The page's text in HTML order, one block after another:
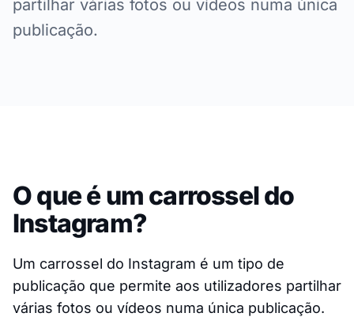
partilhar várias fotos ou vídeos numa única
publicação.
O que é um carrossel do
Instagram?
Um carrossel do Instagram é um tipo de
publicação que permite aos utilizadores partilhar
várias fotos ou vídeos numa única publicação.